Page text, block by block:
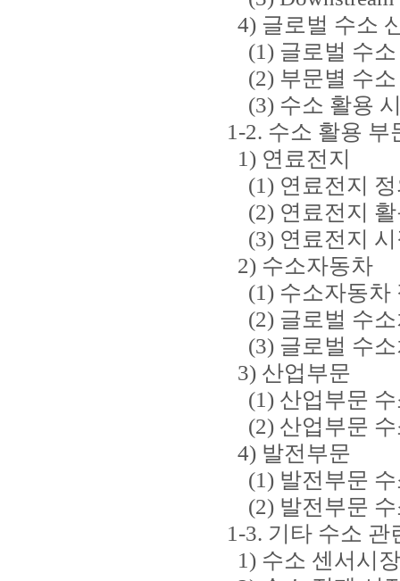
4) 글로벌 수소
(1) 글로벌 수소
(2) 부문별 수소
(3) 수소 활용
1-2. 수소 활용
1) 연료전지
(1) 연료전지 정
(2) 연료전지 활
(3) 연료전지 시
2) 수소자동차
(1) 수소자동차
(2) 글로벌 수소
(3) 글로벌 수소
3) 산업부문
(1) 산업부문 수
(2) 산업부문 수
4) 발전부문
(1) 발전부문 수
(2) 발전부문 수
1-3. 기타 수소 관
1) 수소 센서시